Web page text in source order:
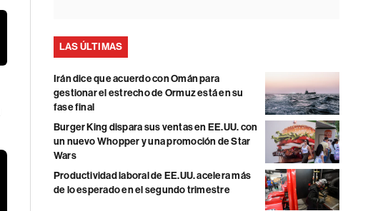
LAS ÚLTIMAS
Irán dice que acuerdo con Omán para
gestionar el estrecho de Ormuz está en su
fase final
Burger King dispara sus ventas en EE.UU. con
un nuevo Whopper y una promoción de Star
Wars
Productividad laboral de EE.UU. acelera más
de lo esperado en el segundo trimestre